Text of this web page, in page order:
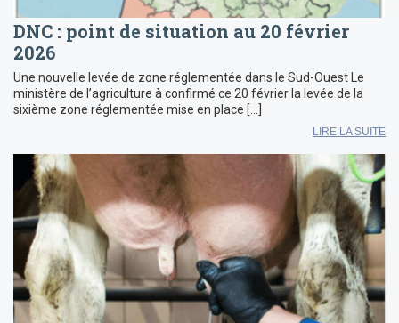
DNC : point de situation au 20 février
2026
Une nouvelle levée de zone réglementée dans le Sud-Ouest Le
ministère de l’agriculture à confirmé ce 20 février la levée de la
sixième zone réglementée mise en place […]
LIRE LA SUITE